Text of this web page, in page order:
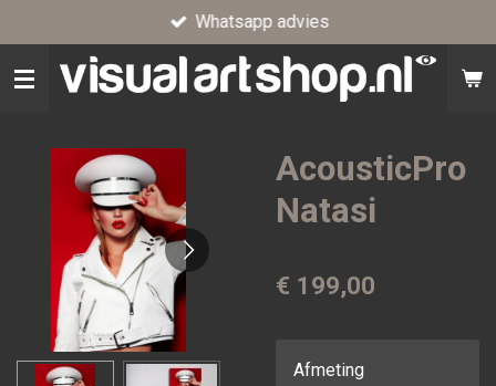
direct
naar
Whatsapp advies
AcousticPro
Natasi
€ 199,00
Afmeting